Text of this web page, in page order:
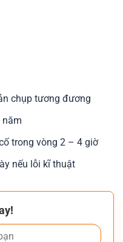
chụp tương đương
năm
trong vòng 2 – 4 giờ
nếu lỗi kĩ thuật